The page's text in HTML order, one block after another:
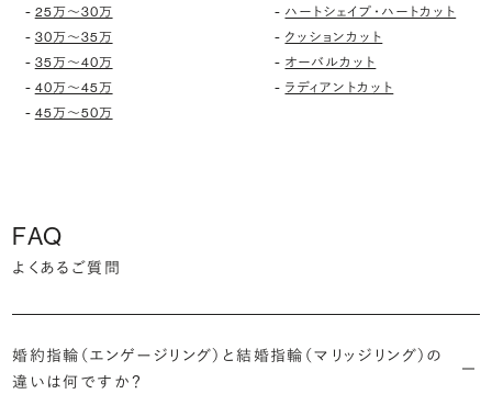
- 25万〜30万
- 30万〜35万
- 35万〜40万
- 40万〜45万
- 45万〜50万
- ハートシェイプ・ハートカット
- クッションカット
- オーバルカット
- ラディアントカット
FAQ
よくあるご質問
婚約指輪（エンゲージリング）と結婚指輪（マリッジリング）の
違いは何ですか？